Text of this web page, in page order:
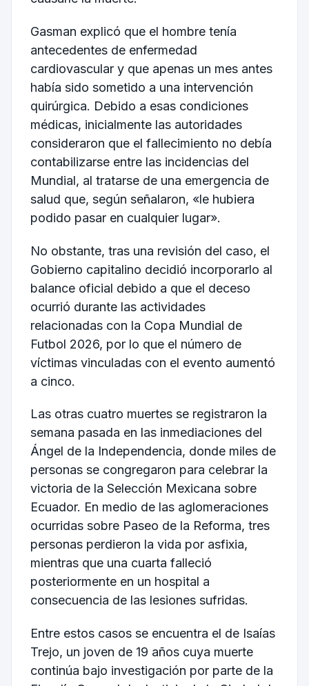
Gasman explicó que el hombre tenía
antecedentes de enfermedad
cardiovascular y que apenas un mes antes
había sido sometido a una intervención
quirúrgica. Debido a esas condiciones
médicas, inicialmente las autoridades
consideraron que el fallecimiento no debía
contabilizarse entre las incidencias del
Mundial, al tratarse de una emergencia de
salud que, según señalaron, «le hubiera
podido pasar en cualquier lugar».
No obstante, tras una revisión del caso, el
Gobierno capitalino decidió incorporarlo al
balance oficial debido a que el deceso
ocurrió durante las actividades
relacionadas con la Copa Mundial de
Futbol 2026, por lo que el número de
víctimas vinculadas con el evento aumentó
a cinco.
Las otras cuatro muertes se registraron la
semana pasada en las inmediaciones del
Ángel de la Independencia, donde miles de
personas se congregaron para celebrar la
victoria de la Selección Mexicana sobre
Ecuador. En medio de las aglomeraciones
ocurridas sobre Paseo de la Reforma, tres
personas perdieron la vida por asfixia,
mientras que una cuarta falleció
posteriormente en un hospital a
consecuencia de las lesiones sufridas.
Entre estos casos se encuentra el de Isaías
Trejo, un joven de 19 años cuya muerte
continúa bajo investigación por parte de la